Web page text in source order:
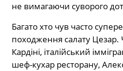
не вимагаючи суворого
Багато хто чув часто
походження салату
Кардіні, італійський
шеф-кухар ресторану, Алекс